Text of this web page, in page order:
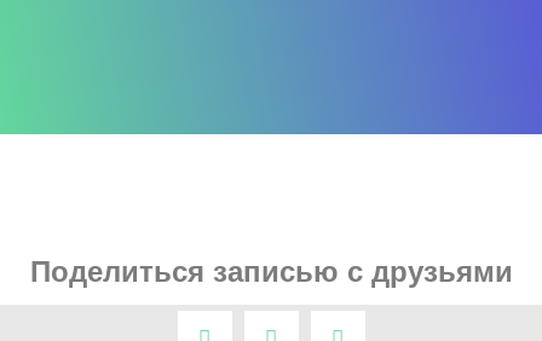
Поделиться записью с друзьями